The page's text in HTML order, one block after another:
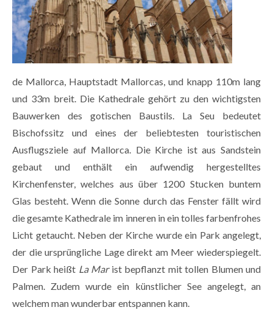
de Mallorca, Hauptstadt Mallorcas, und knapp 110m lang
und 33m breit. Die Kathedrale gehört zu den wichtigsten
Bauwerken des gotischen Baustils. La Seu bedeutet
Bischofssitz und eines der beliebtesten touristischen
Ausflugsziele auf Mallorca. Die Kirche ist aus Sandstein
gebaut und enthält ein aufwendig hergestelltes
Kirchenfenster, welches aus über 1200 Stucken buntem
Glas besteht. Wenn die Sonne durch das Fenster fällt wird
die gesamte Kathedrale im inneren in ein tolles farbenfrohes
Licht getaucht. Neben der Kirche wurde ein Park angelegt,
der die ursprüngliche Lage direkt am Meer wiederspiegelt.
Der Park heißt La Marist bepflanzt mit tollen Blumen und
Palmen. Zudem wurde ein künstlicher See angelegt, an
welchem man wunderbar entspannen kann.